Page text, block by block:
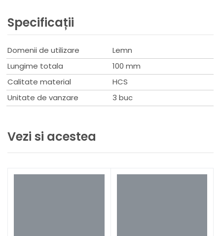
Specificații
Domenii de utilizare
Lemn
Lungime totala
100 mm
Calitate material
HCS
Unitate de vanzare
3 buc
Vezi si acestea